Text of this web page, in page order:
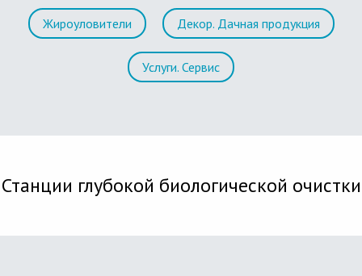
Жироуловители Декор. Дачная продукция
Услуги. Сервис
Станции глубокой биологической очистки